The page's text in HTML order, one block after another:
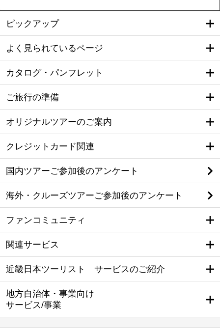
ピックアップ
よく見られているページ
カタログ・パンフレット
ご旅行の準備
オリジナルツアーのご案内
クレジットカード関連
国内ツアーご参加後のアンケート
海外・クルーズツアーご参加後のアンケート
ファンコミュニティ
関連サービス
近畿日本ツーリスト サービスのご紹介
地方自治体・事業向け
サービス/事業